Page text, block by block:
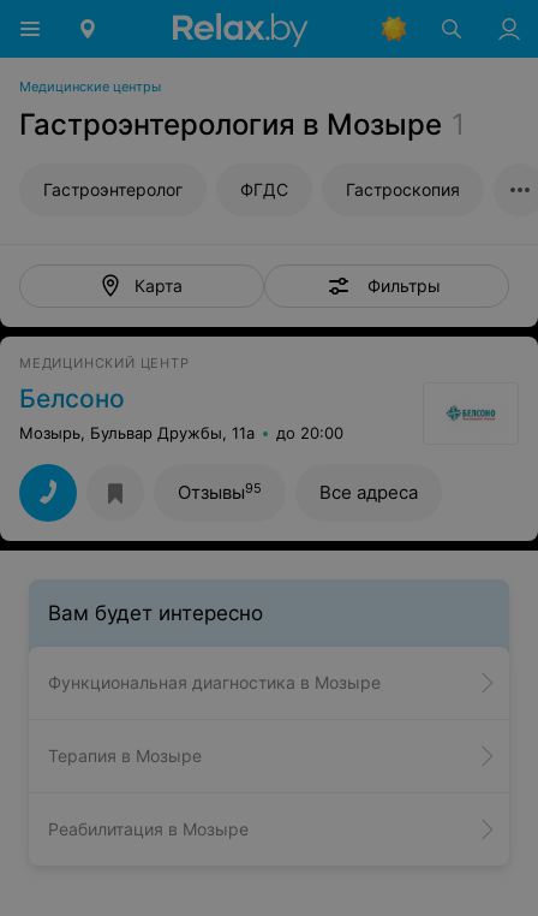
Медицинские центры
Гастроэнтерология в Мозыре 1
Гастроэнтеролог ФГДС Гастроскопия
Карта Фильтры
МЕДИЦИНСКИЙ ЦЕНТР
Белсоно
Мозырь, Бульвар Дружбы, 11а до 20:00
Отзывы95 Все адреса
Вам будет интересно
Функциональная диагностика в Мозыре
Терапия в Мозыре
Реабилитация в Мозыре